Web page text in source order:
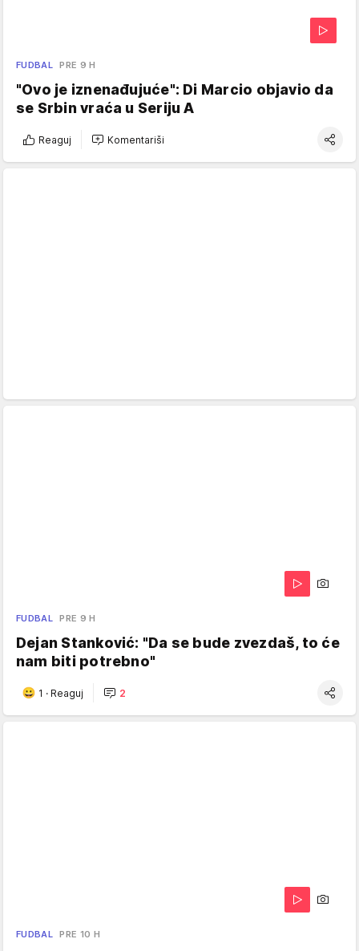
FUDBAL PRE 9 H
"Ovo je iznenađujuće": Di Marcio objavio da
se Srbin vraća u Seriju A
Reaguj Komentariši
FUDBAL PRE 9 H
Dejan Stanković: "Da se bude zvezdaš, to će
nam biti potrebno"
1 · Reaguj 2
FUDBAL PRE 10 H